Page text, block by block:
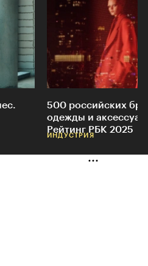
500 российских
одежды и
Рейтинг РБК 2025
ИНДУСТРИЯ